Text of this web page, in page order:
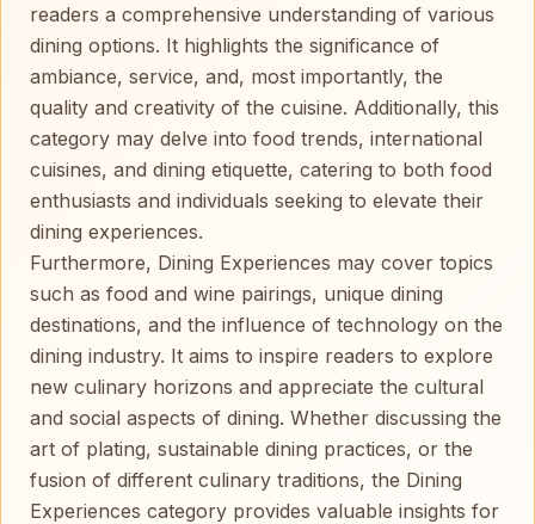
readers a comprehensive understanding of various
dining options. It highlights the significance of
ambiance, service, and, most importantly, the
quality and creativity of the cuisine. Additionally, this
category may delve into food trends, international
cuisines, and dining etiquette, catering to both food
enthusiasts and individuals seeking to elevate their
dining experiences.
Furthermore, Dining Experiences may cover topics
such as food and wine pairings, unique dining
destinations, and the influence of technology on the
dining industry. It aims to inspire readers to explore
new culinary horizons and appreciate the cultural
and social aspects of dining. Whether discussing the
art of plating, sustainable dining practices, or the
fusion of different culinary traditions, the Dining
Experiences category provides valuable insights for